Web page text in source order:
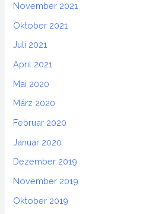
November 2021
Oktober 2021
Juli 2021
April 2021
Mai 2020
März 2020
Februar 2020
Januar 2020
Dezember 2019
November 2019
Oktober 2019